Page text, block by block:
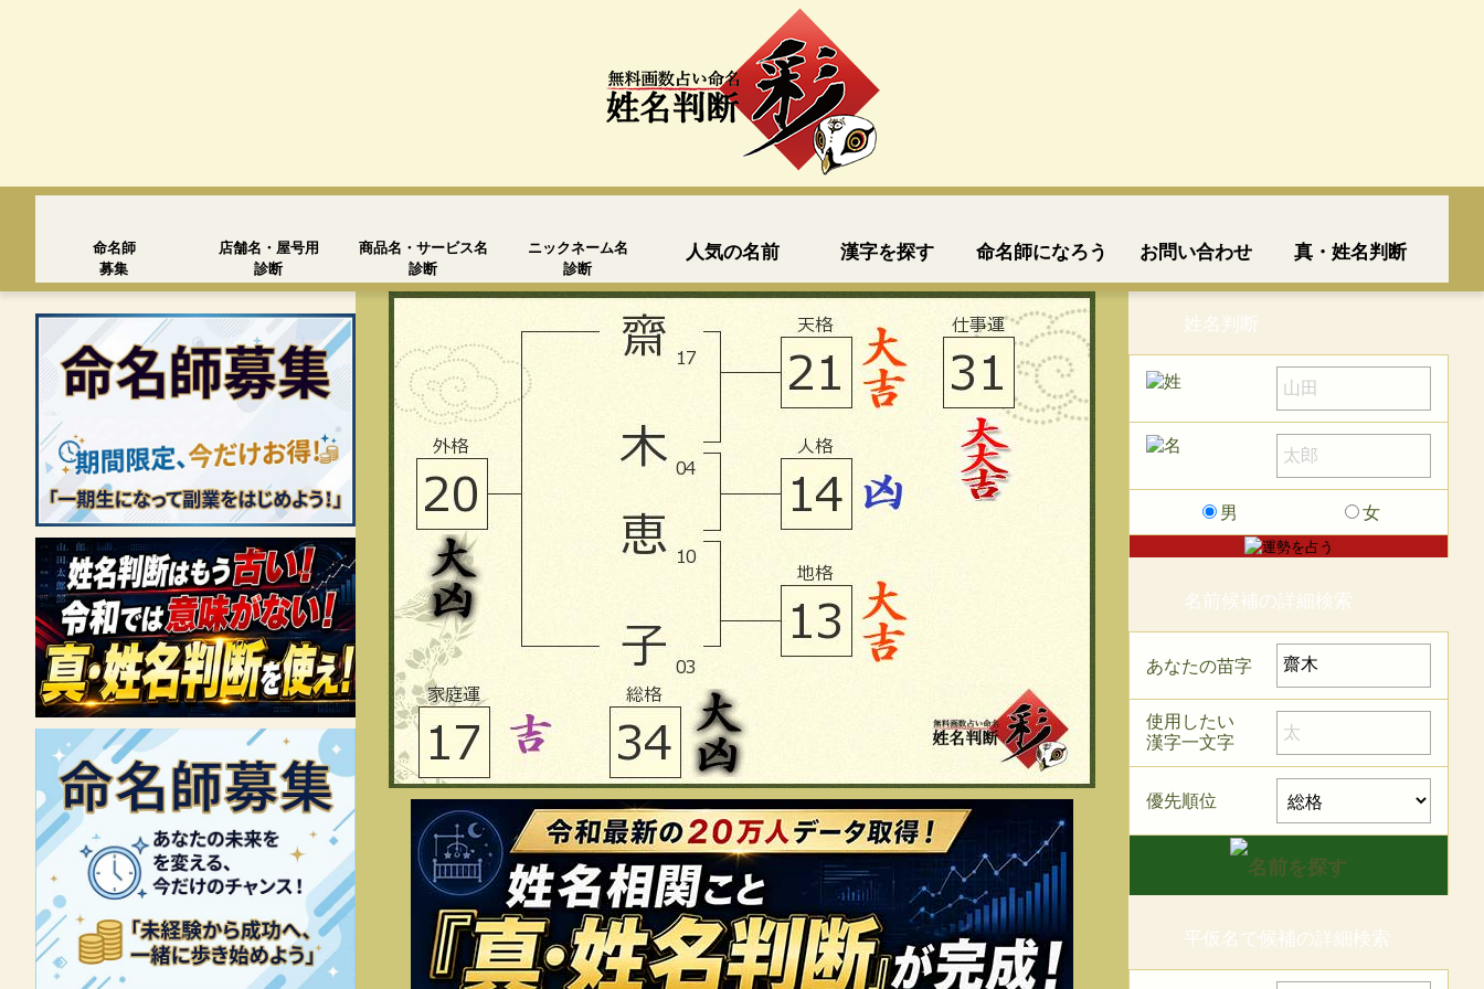
命名師
募集
店舗名・屋号用
診断
商品名・サービス名
診断
ニックネーム名
診断
人気の名前 漢字を探す 命名師になろう お問い合わせ 真・姓名判断
姓名判断
男 女
名前候補の詳細検索
あなたの苗字
使用したい
漢字一文字
優先順位
平仮名で候補の詳細検索